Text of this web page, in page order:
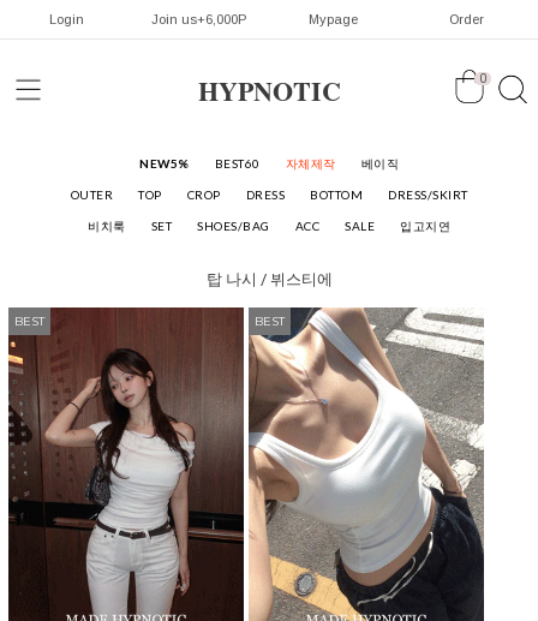
Login Join us+6,000P Mypage Order
HYPNOTIC 0
NEW5% BEST60 자체제작 베이직
OUTER TOP CROP DRESS BOTTOM DRESS/SKIRT
비치룩 SET SHOES/BAG ACC SALE 입고지연
탑 나시 / 뷔스티에
BEST